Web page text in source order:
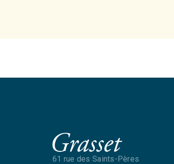
61 rue des Saints-Pères